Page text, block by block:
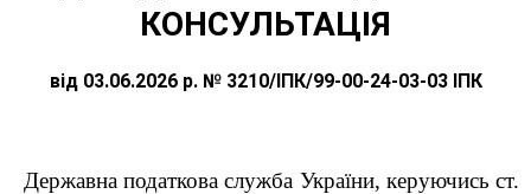
КОНСУЛЬТАЦІЯ
від 03.06.2026 р. № 3210/ІПК/99-00-24-03-03 ІПК
Державна податкова служба України, керуючись ст.